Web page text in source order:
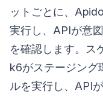
ットごとに、
実行し、APIが意
を確認します。ス
k6がステージング
ルを実行し、API